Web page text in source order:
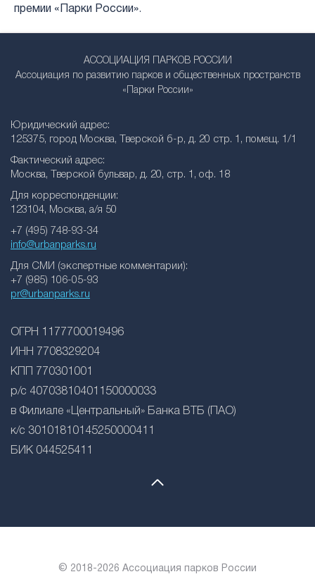
премии «Парки России».
АССОЦИАЦИЯ ПАРКОВ РОССИИ
Ассоциация по развитию парков и общественных пространств
«Парки России»
Юридический адрес:
125375, город Москва, Тверской б-р, д. 20 стр. 1, помещ. 1/1
Фактический адрес:
Москва, Тверской бульвар, д. 20, стр. 1, оф. 18
Для корреспонденции:
123104, Москва, а/я 50
+7 (495) 748-93-34
info@urbanparks.ru
Для СМИ (экспертные комментарии):
+7 (985) 106-05-93
pr@urbanparks.ru
ОГРН 1177700019496
ИНН 7708329204
КПП 770301001
р/с 40703810401150000033
в Филиале «Центральный» Банка ВТБ (ПАО)
к/с 30101810145250000411
БИК 044525411
© 2018-2026 Ассоциация парков России